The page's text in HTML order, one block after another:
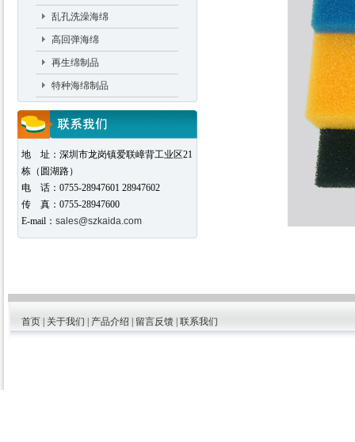
乱孔洗澡海绵
高回弹海绵
再生绵制品
特种海绵制品
地 址：深圳市龙岗镇爱联嶂背工业区21
栋（圆湖路）
电 话：0755-28947601 28947602
传 真：0755-28947600
E-mail： sales@szkaida.com
首页| 关于我们 产品介绍 留言反馈| 联系我们